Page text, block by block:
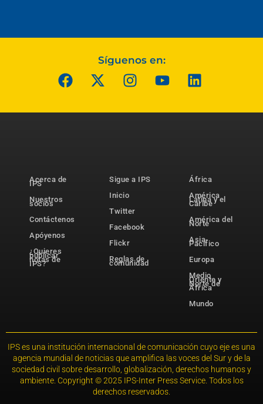
Síguenos en:
Acerca de
IPS
Nuestros
socios
Contáctenos
Apóyenos
¿Quieres
publicar
notas de
IPS?
Sigue a IPS
Inicio
Twitter
Facebook
Flickr
Reglas de
comunidad
África
América
Latina y el
Caribe
América del
Norte
Asia-
Pacífico
Europa
Medio
Oriente y
Norte de
África
Mundo
IPS es una institución internacional de comunicación cuyo eje es una
agencia mundial de noticias que amplifica las voces del Sur y de la
sociedad civil sobre desarrollo, globalización, derechos humanos y
ambiente. Copyright © 2025 IPS-Inter Press Service. Todos los
derechos reservados.